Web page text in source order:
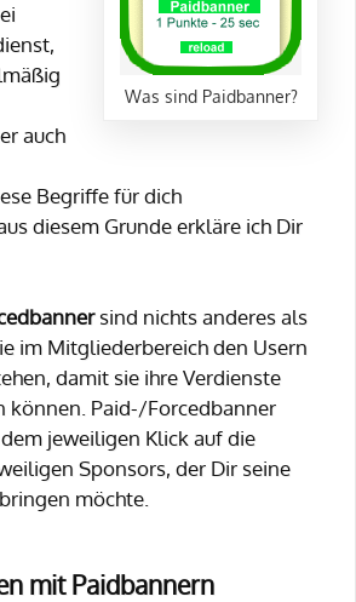
Was sind Paidbanner?
auch
Begriffe für dich
diesem Grunde erkläre ich Dir
sind nichts anderes als
im Mitgliederbereich den Usern
damit sie ihre Verdienste
können. Paid-/Forcedbanner
jeweiligen Klick auf die
Sponsors, der Dir seine
möchte.
mit Paidbannern